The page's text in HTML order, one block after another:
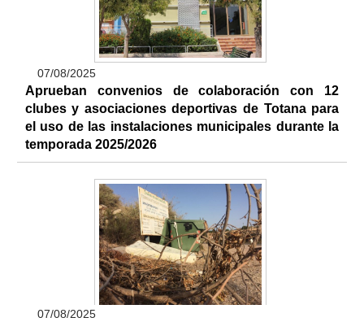
07/08/2025
Aprueban convenios de colaboración con 12
clubes y asociaciones deportivas de Totana para
el uso de las instalaciones municipales durante la
temporada 2025/2026
07/08/2025